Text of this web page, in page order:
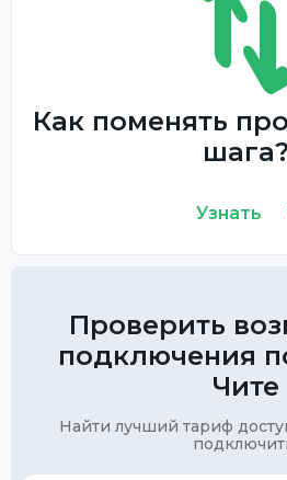
Как поменять
шага?
Узнать
Проверить
подключения
Чите
Найти лучший тариф